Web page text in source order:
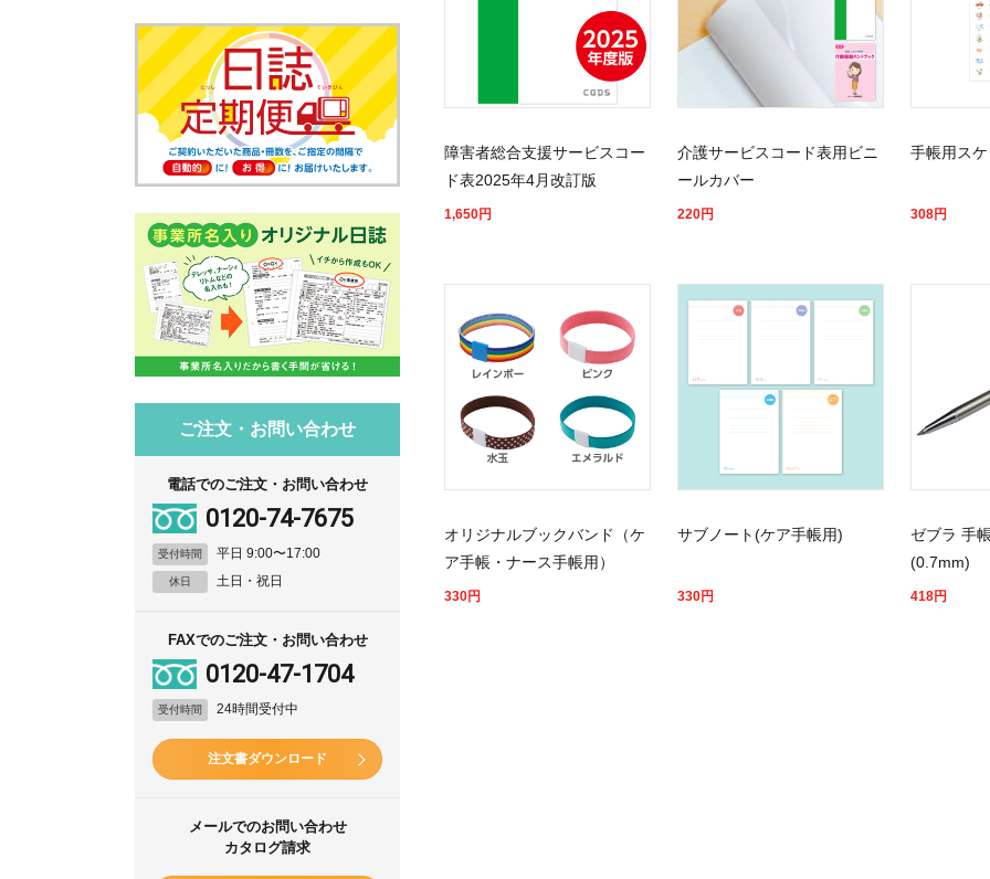
ご注文・お問い合わせ
電話でのご注文・お問い合わせ
0120-74-7675
受付時間 平日 9:00〜17:00
休日 土日・祝日
FAXでのご注文・お問い合わせ
0120-47-1704
受付時間 24時間受付中
注文書ダウンロード
メールでのお問い合わせ
カタログ請求
障害者総合支援サービスコー
ド表2025年4月改訂版
1,650円
介護サービスコード表用ビニ
ールカバー
220円
手帳用ス
308円
オリジナルブックバンド（ケ
ア手帳・ナース手帳用）
330円
サブノート(ケア手帳用)
330円
ゼブラ 手
(0.7mm)
418円